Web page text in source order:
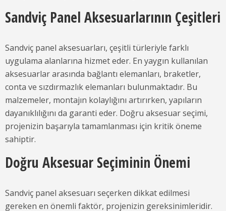
Sandviç Panel Aksesuarlarının Çeşitleri
Sandviç panel aksesuarları, çeşitli türleriyle farklı
uygulama alanlarına hizmet eder. En yaygın kullanılan
aksesuarlar arasında bağlantı elemanları, braketler,
conta ve sızdırmazlık elemanları bulunmaktadır. Bu
malzemeler, montajın kolaylığını artırırken, yapıların
dayanıklılığını da garanti eder. Doğru aksesuar seçimi,
projenizin başarıyla tamamlanması için kritik öneme
sahiptir.
Doğru Aksesuar Seçiminin Önemi
Sandviç panel aksesuarı seçerken dikkat edilmesi
gereken en önemli faktör, projenizin gereksinimleridir.